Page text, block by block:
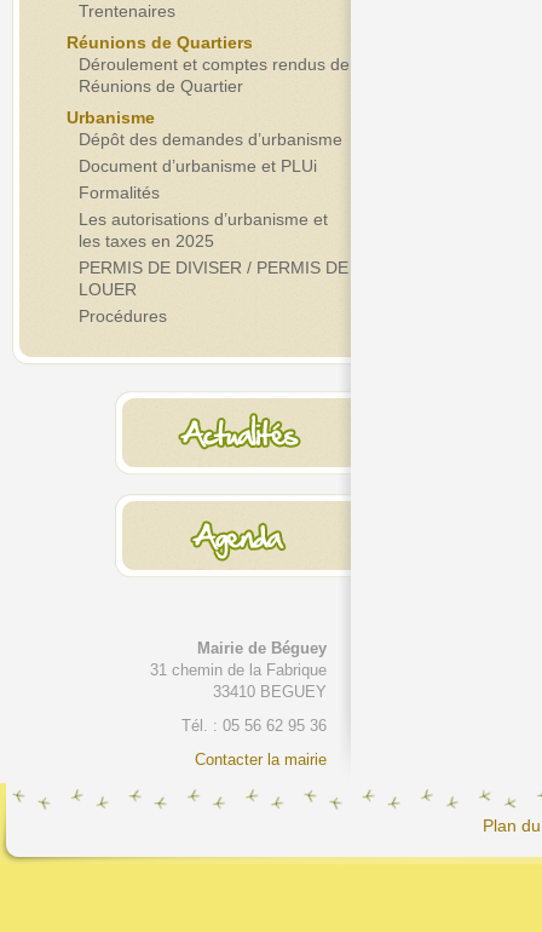
Trentenaires
Réunions de Quartiers
Déroulement et comptes rendus de
Réunions de Quartier
Urbanisme
Dépôt des demandes d’urbanisme
Document d’urbanisme et PLUi
Formalités
Les autorisations d’urbanisme et
les taxes en 2025
PERMIS DE DIVISER / PERMIS DE
LOUER
Procédures
Mairie de Béguey
31 chemin de la Fabrique
33410 BEGUEY
Tél. : 05 56 62 95 36
Contacter la mairie
Plan